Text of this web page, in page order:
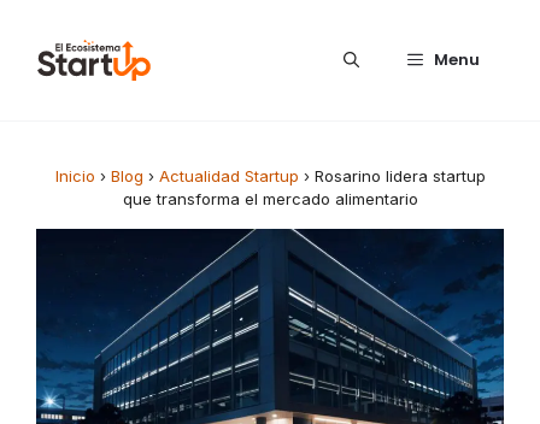
Menu
Inicio › Blog › Actualidad Startup › Rosarino lidera startup
que transforma el mercado alimentario